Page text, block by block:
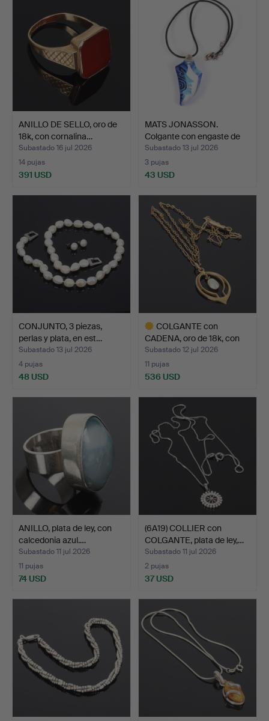
ANILLO DE SELLO, oro de
18k, con cornalina…
Subastado 16 jul 2026
14 pujas
391 USD
MATS JONASSON.
Colgante con engaste de
pla…
Subastado 13 jul 2026
3 pujas
43 USD
CONJUNTO, 3 piezas,
perlas y plata, en est…
Subastado 13 jul 2026
4 pujas
48 USD
COLGANTE con
CADENA, oro de 18k, con
perla…
Subastado 12 jul 2026
11 pujas
536 USD
seleccionado
ANILLO, plata de ley, con
calcedonia azul.…
Subastado 11 jul 2026
11 pujas
74 USD
(6A19) COLLIER con
COLGANTE, plata de ley,…
Subastado 11 jul 2026
2 pujas
37 USD